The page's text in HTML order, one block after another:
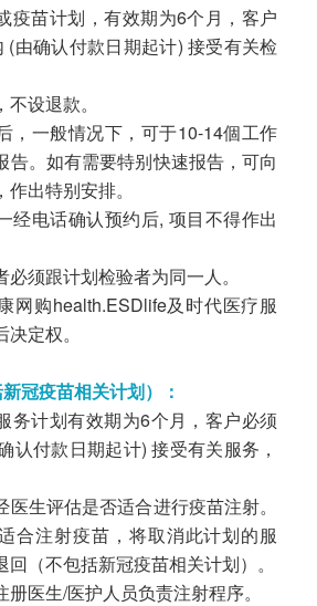
疫苗计划，有效期为6个月，客户
(由确认付款日期起计) 接受有关检
设退款。
，一般情况下，可于10-14個工作
告。如有需要特别快速报告，可向
出特别安排。
经电话确认预约后, 项目不得作出
须跟计划检验者为同一人。
网购health.ESDlife及时代医疗服
定权。
冠疫苗相关计划）：
务计划有效期为6个月，客户必须
认付款日期起计) 接受有关服务，
医生评估是否适合进行疫苗注射。
合注射疫苗，将取消此计划的服
（不包括新冠疫苗相关计划）。
医生/医护人员负责注射程序。